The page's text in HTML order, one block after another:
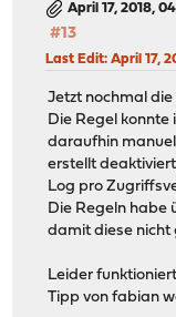
April 17, 2018,
#13
Last Edit: April 17,
Jetzt nochmal
Die Regel
daraufhin
erstellt
Log pro
Die Regeln habe
damit diese
Leider
Tipp von fabian